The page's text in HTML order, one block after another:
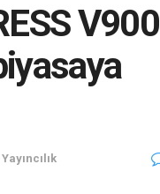
V900